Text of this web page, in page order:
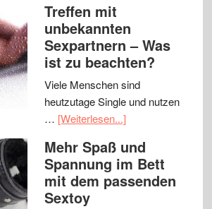
Treffen mit
unbekannten
Sexpartnern – Was
ist zu beachten?
Viele Menschen sind
heutzutage Single und nutzen
… [Weiterlesen...]
Mehr Spaß und
Spannung im Bett
mit dem passenden
Sextoy